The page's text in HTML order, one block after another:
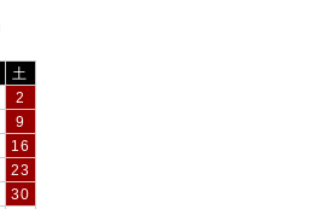
土
2
9
16
23
30